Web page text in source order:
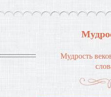
Мудрость